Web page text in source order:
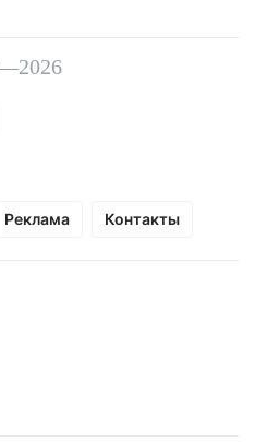
Реклама Контакты